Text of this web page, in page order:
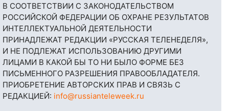
В СООТВЕТСТВИИ С ЗАКОНОДАТЕЛЬСТВОМ
РОССИЙСКОЙ ФЕДЕРАЦИИ ОБ ОХРАНЕ РЕЗУЛЬТАТОВ
ИНТЕЛЛЕКТУАЛЬНОЙ ДЕЯТЕЛЬНОСТИ
ПРИНАДЛЕЖАТ РЕДАКЦИИ «РУССКАЯ ТЕЛЕНЕДЕЛЯ»,
И НЕ ПОДЛЕЖАТ ИСПОЛЬЗОВАНИЮ ДРУГИМИ
ЛИЦАМИ В КАКОЙ БЫ ТО НИ БЫЛО ФОРМЕ БЕЗ
ПИСЬМЕННОГО РАЗРЕШЕНИЯ ПРАВООБЛАДАТЕЛЯ.
ПРИОБРЕТЕНИЕ АВТОРСКИХ ПРАВ И СВЯЗЬ С
РЕДАКЦИЕЙ: info@russianteleweek.ru